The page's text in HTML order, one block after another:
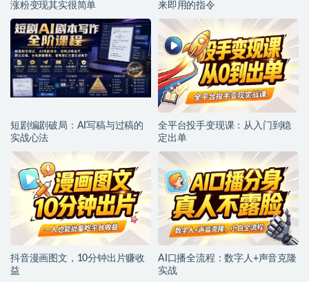
涨粉变现其实很简单
来即用的指令
短剧编剧破局：AI写稿与过稿的
实战心法
全平台投手变现课：从入门到稳
定出单
抖音漫画图文，10分钟出片赚收
益
AI口播全流程：数字人+声音克隆
实战